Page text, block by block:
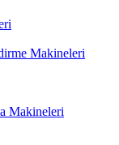
Makineleri
Makineleri